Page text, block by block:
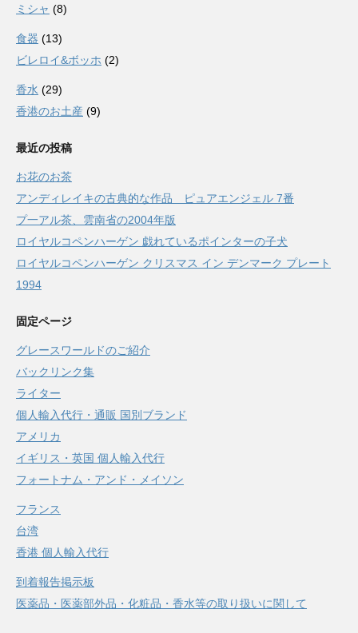
ミシャ (8)
食器 (13)
ビレロイ&ボッホ (2)
香水 (29)
香港のお土産 (9)
最近の投稿
お花のお茶
アンディレイキの古典的な作品 ピュアエンジェル 7番
プ一アル茶、雲南省の2004年版
ロイヤルコペンハーゲン 戯れているポインターの子犬
ロイヤルコペンハーゲン クリスマス イン デンマーク プレート
1994
固定ページ
グレースワールドのご紹介
バックリンク集
ライター
個人輸入代行・通販 国別ブランド
アメリカ
イギリス・英国 個人輸入代行
フォートナム・アンド・メイソン
フランス
台湾
香港 個人輸入代行
到着報告掲示板
医薬品・医薬部外品・化粧品・香水等の取り扱いに関して